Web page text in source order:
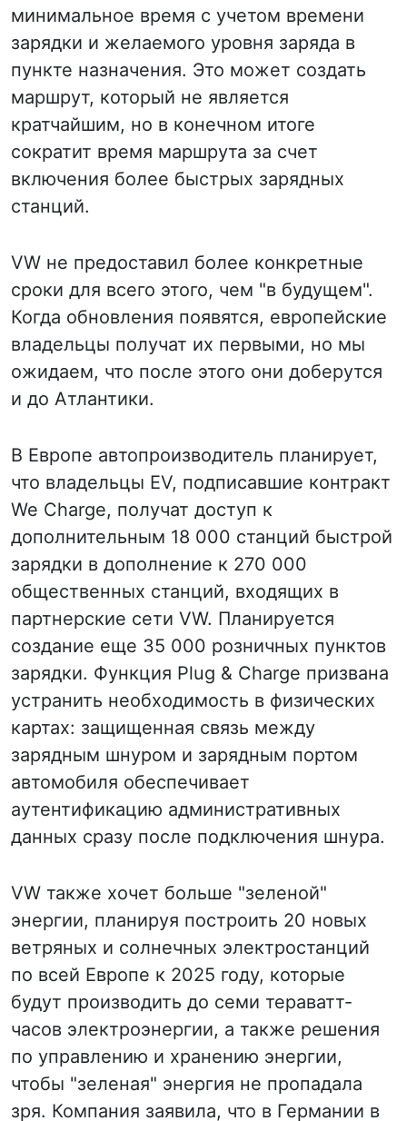
минимальное время с учетом времени
зарядки и желаемого уровня заряда в
пункте назначения. Это может создать
маршрут, который не является
кратчайшим, но в конечном итоге
сократит время маршрута за счет
включения более быстрых зарядных
станций.
VW не предоставил более конкретные
сроки для всего этого, чем "в будущем".
Когда обновления появятся, европейские
владельцы получат их первыми, но мы
ожидаем, что после этого они доберутся
и до Атлантики.
В Европе автопроизводитель планирует,
что владельцы EV, подписавшие контракт
We Charge, получат доступ к
дополнительным 18 000 станций быстрой
зарядки в дополнение к 270 000
общественных станций, входящих в
партнерские сети VW. Планируется
создание еще 35 000 розничных пунктов
зарядки. Функция Plug & Charge призвана
устранить необходимость в физических
картах: защищенная связь между
зарядным шнуром и зарядным портом
автомобиля обеспечивает
аутентификацию административных
данных сразу после подключения шнура.
VW также хочет больше "зеленой"
энергии, планируя построить 20 новых
ветряных и солнечных электростанций
по всей Европе к 2025 году, которые
будут производить до семи тераватт-
часов электроэнергии, а также решения
по управлению и хранению энергии,
чтобы "зеленая" энергия не пропадала
зря. Компания заявила, что в Германии в